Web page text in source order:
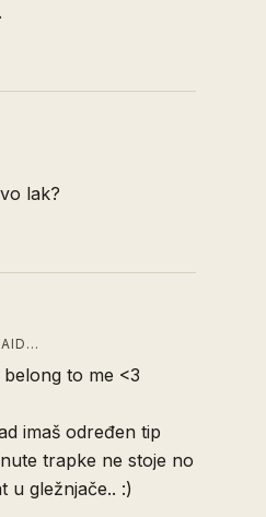
lak?
to me <3
imaš određen tip
trapke ne stoje no
u gležnjače.. :)